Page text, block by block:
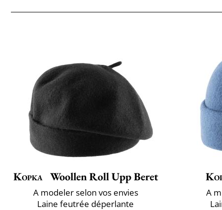
Kopka Woollen Roll Upp Beret
A ​modeler selon vos envies
Laine feutrée déperlante
A